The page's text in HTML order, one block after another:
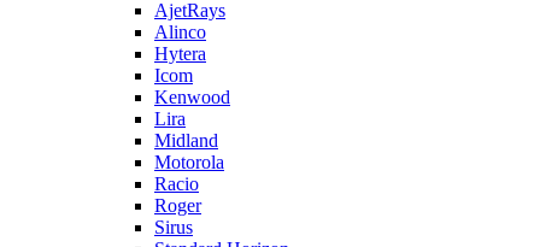
AjetRays
Alinco
Hytera
Icom
Kenwood
Lira
Midland
Motorola
Racio
Roger
Sirus